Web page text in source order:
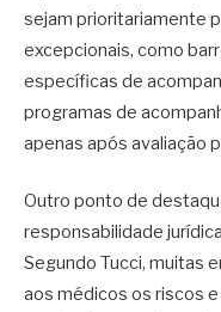
sejam prioritariamente
excepcionais, como
específicas de
programas de
apenas após avaliação
Outro ponto de
responsabilidade
Segundo Tucci, muitas
aos médicos os riscos